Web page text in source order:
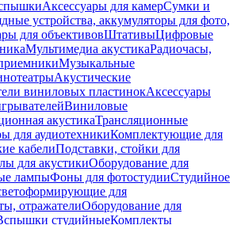
Аксессуары для камерСумки и
устройства, аккумуляторы для фото,
для объективовШтативыЦифровые
Мультимедиа акустикаРадиочасы,
Музыкальные
Акустические
виниловых пластинокАксессуары
Виниловые
акустикаТрансляционные
для аудиотехникиКомплектующие для
кабелиПодставки, стойки для
для акустикиОборудование для
лампыФоны для фотостудииСтудийное
для
отражателиОборудование для
студийныеКомплекты